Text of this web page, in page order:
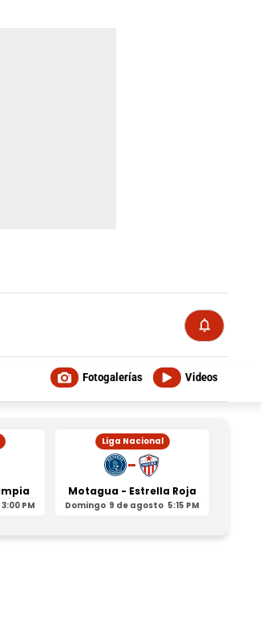
Videos
Fotogalerías
3:00 PM
Liga Nacional
-
Motagua - Estrella Roja
Domingo 9 de agosto 5:15 PM